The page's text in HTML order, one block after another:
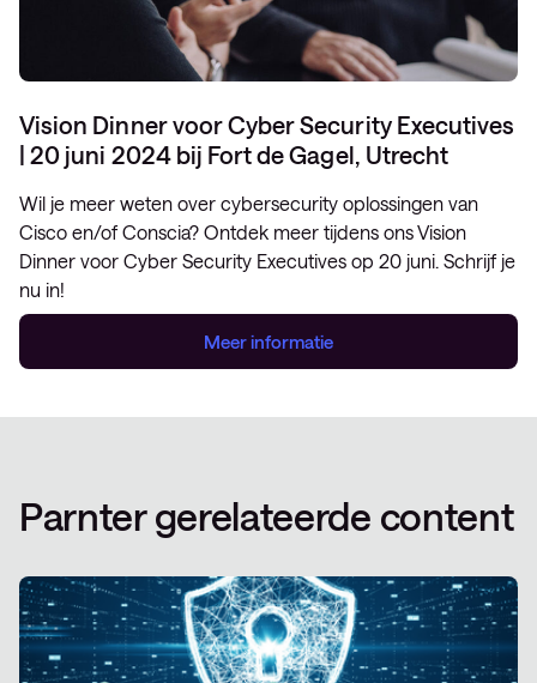
Vision Dinner voor Cyber Security Executives
| 20 juni 2024 bij Fort de Gagel, Utrecht
Wil je meer weten over cybersecurity oplossingen van
Cisco en/of Conscia? Ontdek meer tijdens ons Vision
Dinner voor Cyber Security Executives op 20 juni. Schrijf je
nu in!
Meer informatie
Parnter gerelateerde content